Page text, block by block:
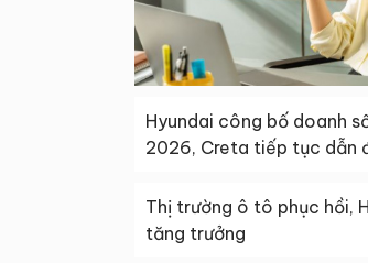
Hyundai công bố doanh
2026, Creta tiếp tục dẫn
Thị trường ô tô phục hồi,
tăng trưởng